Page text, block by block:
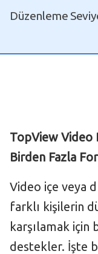
Düzenleme
TopView Video
Birden Fazla
Video içe veya
farklı kişilerin
karşılamak
destekler. İşte